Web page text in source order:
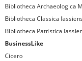
Bibliotheca Archaeologica
Bibliotheca Classica
Bibliotheca Patristica
BusinessLike
Cicero